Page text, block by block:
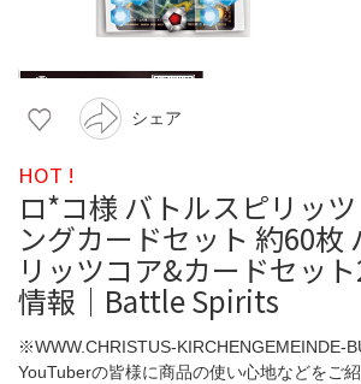
シェア
HOT !
ロ*コ様 バトルスピリッ
ングカードセット 約60枚
リッツコア&カードセッ
情報｜Battle Spirits
※WWW.CHRISTUS-KIRCHENGEMEINDE-
YouTuberの皆様に商品の使い心地などをご